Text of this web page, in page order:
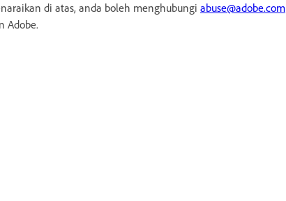
di atas, anda boleh menghubungi abuse@adobe.com
Adobe.